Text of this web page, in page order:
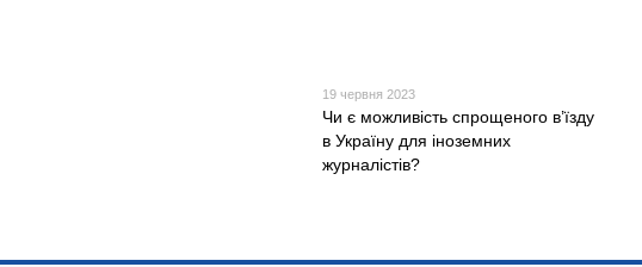
19 червня 2023
Чи є можливість спрощеного в’їзду
в Україну для іноземних
журналістів?